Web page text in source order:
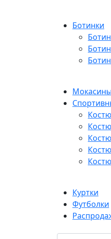
Ботинки
Мокасины
Куртки
Футболки